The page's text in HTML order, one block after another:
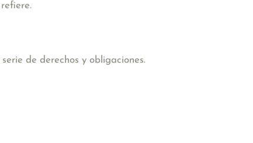
de derechos y obligaciones.